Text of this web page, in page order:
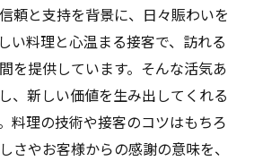
頼と支持を背景に、日々賑わいを
い料理と心温まる接客で、訪れる
を提供しています。そんな活気あ
、新しい価値を生み出してくれる
料理の技術や接客のコツはもちろ
さやお客様からの感謝の意味を、